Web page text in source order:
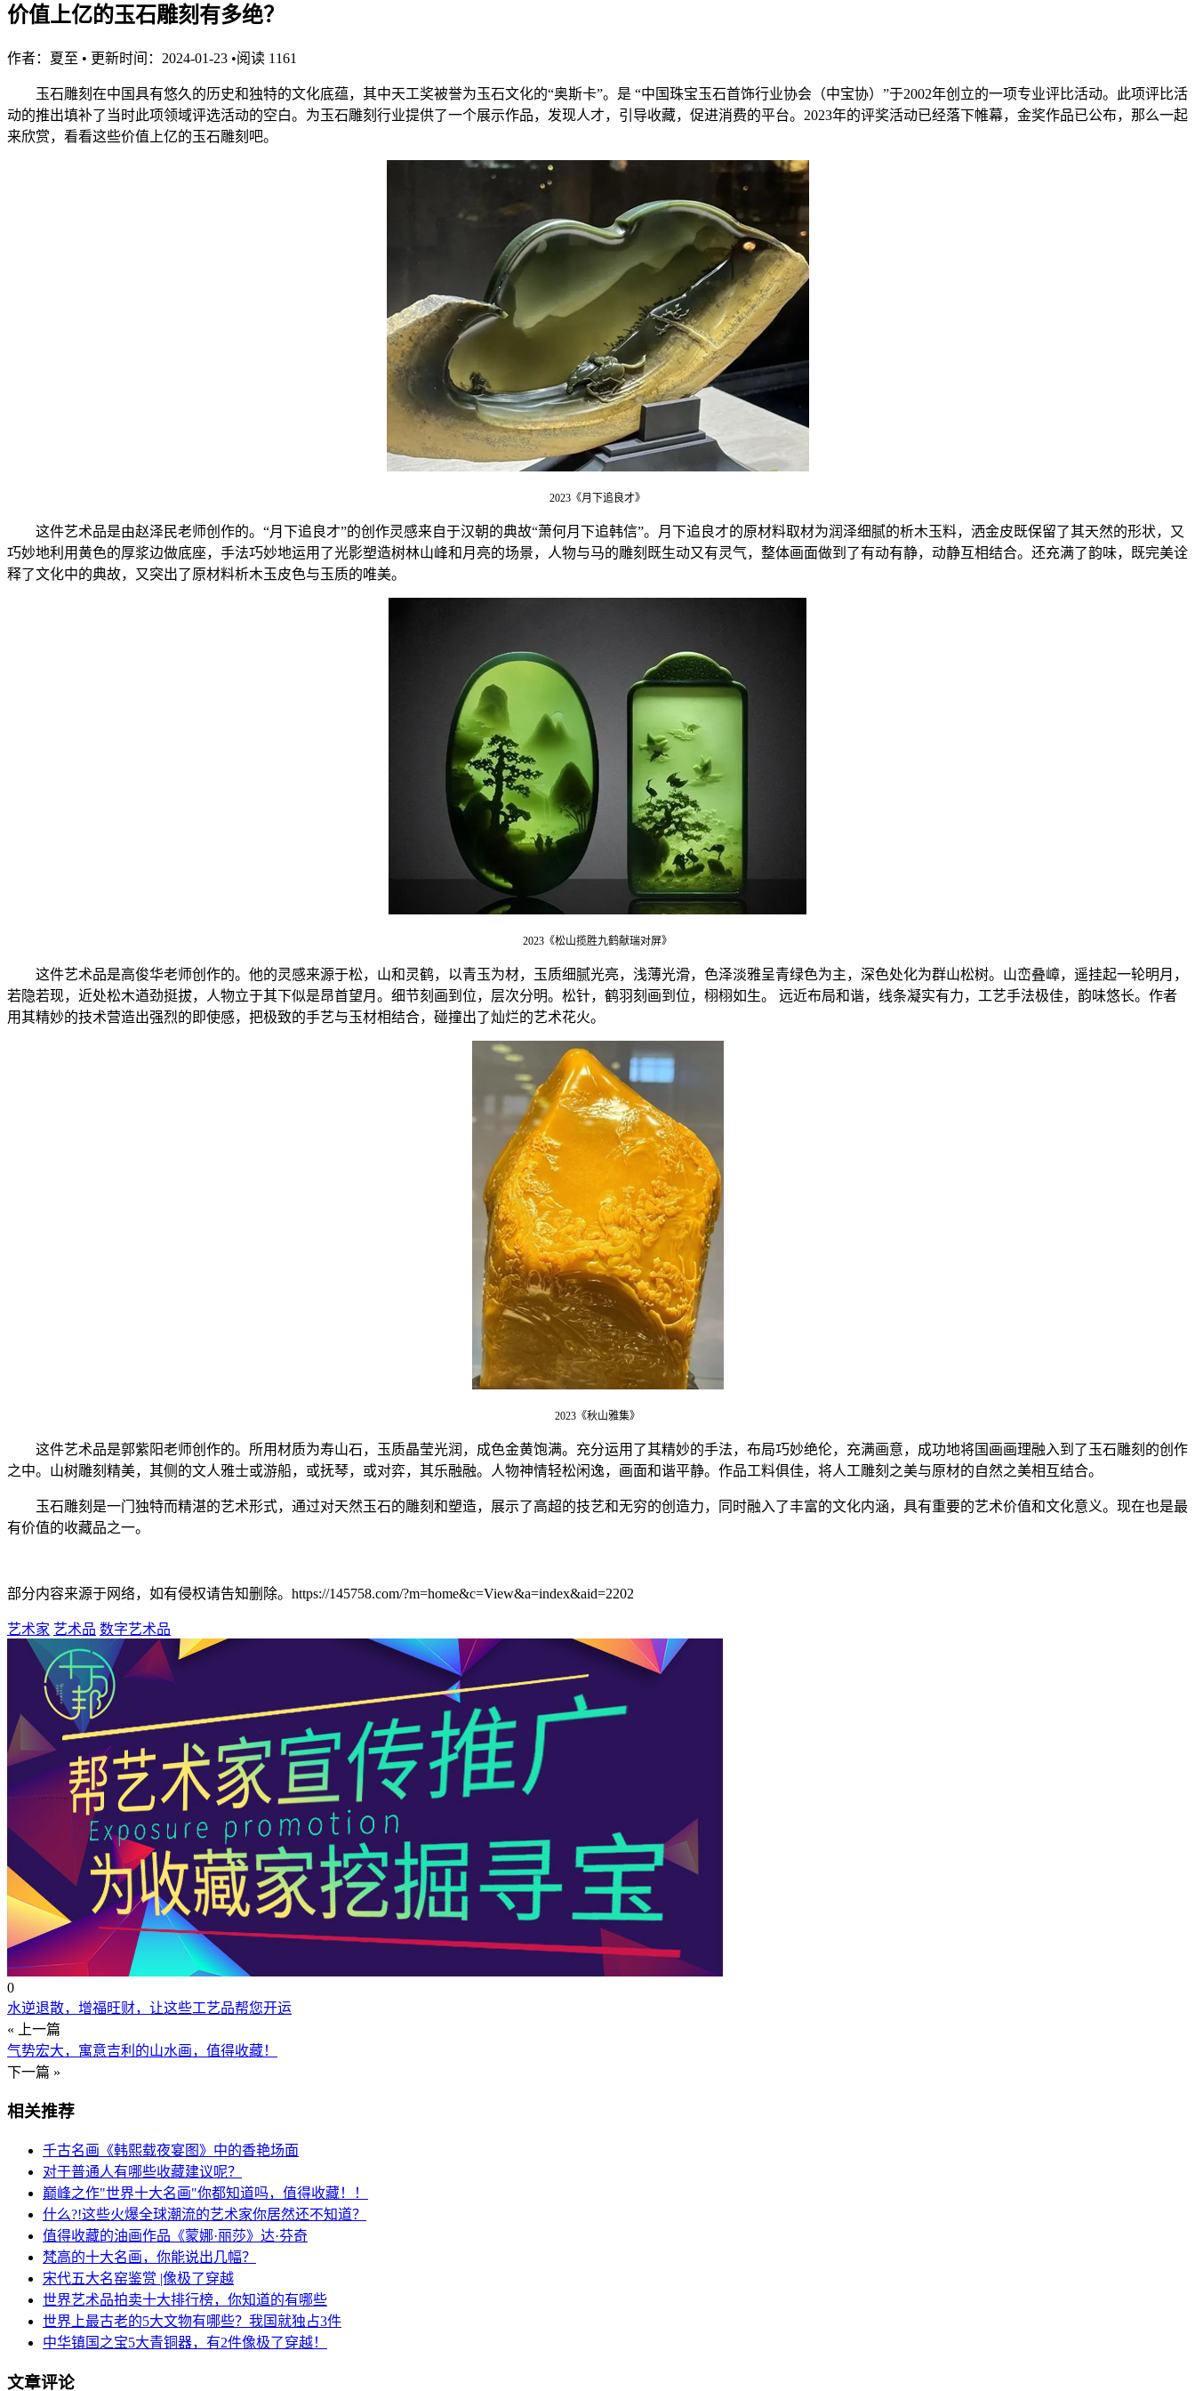
价值上亿的玉石雕刻有多绝？
作者： 夏至 • 更新时间：2024-01-23 •阅读 1161
玉石雕刻在中国具有悠久的历史和独特的文化底蕴，其中天工奖被誉为玉石文化的“奥斯卡”。是 “中国珠宝玉石首饰行业协会（中宝协）”于2002年创立的一项专业评比活动。此项评比活
动的推出填补了当时此项领域评选活动的空白。为玉石雕刻行业提供了一个展示作品，发现人才，引导收藏，促进消费的平台。2023年的评奖活动已经落下帷幕，金奖作品已公布，那么一起
来欣赏，看看这些价值上亿的玉石雕刻吧。
2023《月下追良才》
这件艺术品是由赵泽民老师创作的。“月下追良才”的创作灵感来自于汉朝的典故“萧何月下追韩信”。月下追良才的原材料取材为润泽细腻的析木玉料，洒金皮既保留了其天然的形状，又
巧妙地利用黄色的厚浆边做底座，手法巧妙地运用了光影塑造树林山峰和月亮的场景，人物与马的雕刻既生动又有灵气，整体画面做到了有动有静，动静互相结合。还充满了韵味，既完美诠
释了文化中的典故，又突出了原材料析木玉皮色与玉质的唯美。
2023《松山揽胜九鹤献瑞对屏》
这件艺术品是高俊华老师创作的。他的灵感来源于松，山和灵鹤，以青玉为材，玉质细腻光亮，浅薄光滑，色泽淡雅呈青绿色为主，深色处化为群山松树。山峦叠嶂，遥挂起一轮明月，
若隐若现，近处松木遒劲挺拔，人物立于其下似是昂首望月。细节刻画到位，层次分明。松针，鹤羽刻画到位，栩栩如生。 远近布局和谐，线条凝实有力，工艺手法极佳，韵味悠长。作者
用其精妙的技术营造出强烈的即使感，把极致的手艺与玉材相结合，碰撞出了灿烂的艺术花火。
2023《秋山雅集》
这件艺术品是郭紫阳老师创作的。所用材质为寿山石，玉质晶莹光润，成色金黄饱满。充分运用了其精妙的手法，布局巧妙绝伦，充满画意，成功地将国画画理融入到了玉石雕刻的创作
之中。山树雕刻精美，其侧的文人雅士或游船，或抚琴，或对弈，其乐融融。人物神情轻松闲逸，画面和谐平静。作品工料俱佳，将人工雕刻之美与原材的自然之美相互结合。
玉石雕刻是一门独特而精湛的艺术形式，通过对天然玉石的雕刻和塑造，展示了高超的技艺和无穷的创造力，同时融入了丰富的文化内涵，具有重要的艺术价值和文化意义。现在也是最
有价值的收藏品之一。
部分内容来源于网络，如有侵权请告知删除。https://145758.com/?m=home&c=View&a=index&aid=2202
艺术家 艺术品 数字艺术品
0
水逆退散，增福旺财，让这些工艺品帮您开运
« 上一篇
气势宏大，寓意吉利的山水画，值得收藏！
下一篇 »
相关推荐
千古名画《韩熙载夜宴图》中的香艳场面
对于普通人有哪些收藏建议呢？
巅峰之作"世界十大名画"你都知道吗，值得收藏！！
什么?!这些火爆全球潮流的艺术家你居然还不知道？
值得收藏的油画作品《蒙娜·丽莎》达·芬奇
梵高的十大名画，你能说出几幅？
宋代五大名窑鉴赏 |像极了穿越
世界艺术品拍卖十大排行榜，你知道的有哪些
世界上最古老的5大文物有哪些？我国就独占3件
中华镇国之宝5大青铜器，有2件像极了穿越！
文章评论